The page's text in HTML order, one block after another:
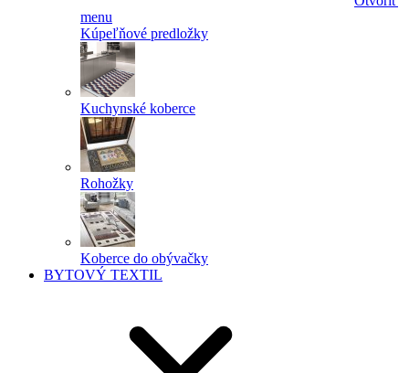
menu
Kúpeľňové predložky
Kuchynské koberce
Rohožky
Koberce do obývačky
BYTOVÝ TEXTIL